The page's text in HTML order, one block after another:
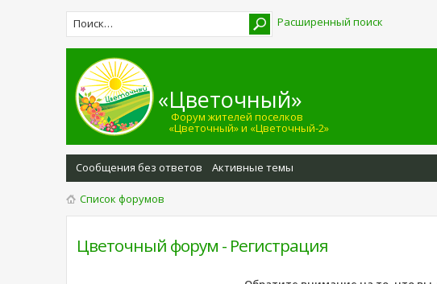
Расширенный поиск
«Цветочный»
Форум жителей поселков
«Цветочный» и «Цветочный-2»
Сообщения без ответов Активные темы
Список форумов
Цветочный форум - Регистрация